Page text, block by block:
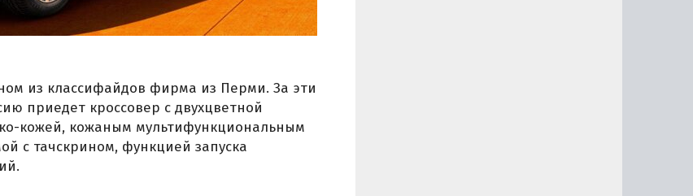
из классифайдов фирма из Перми. За эти
приедет кроссовер с двухцветной
кожей, кожаным мультифункциональным
с тачскрином, функцией запуска